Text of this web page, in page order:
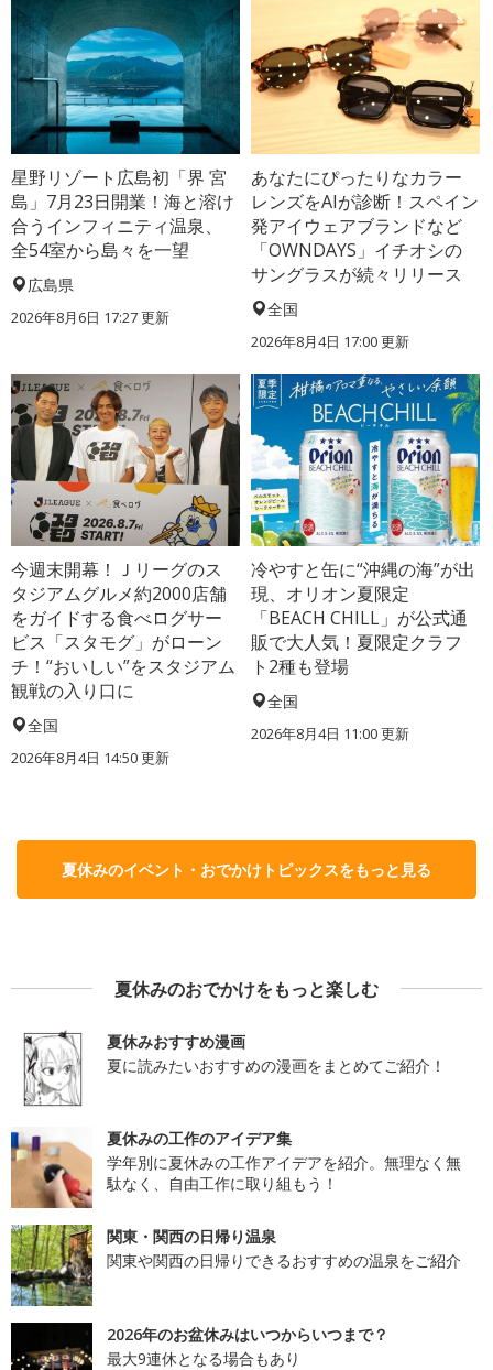
星野リゾート広島初「界 宮
島」7月23日開業！海と溶け
合うインフィニティ温泉、
全54室から島々を一望
広島県
2026年8月6日 17:27更新
あなたにぴったりなカラー
レンズをAIが診断！スペイン
発アイウェアブランドなど
「OWNDAYS」イチオシの
サングラスが続々リリース
全国
2026年8月4日 17:00更新
今週末開幕！Ｊリーグのス
タジアムグルメ約2000店舗
をガイドする食べログサー
ビス「スタモグ」がローン
チ！“おいしい”をスタジアム
観戦の入り口に
全国
2026年8月4日 14:50更新
冷やすと缶に“沖縄の海”が出
現、オリオン夏限定
「BEACH CHILL」が公式通
販で大人気！夏限定クラフ
ト2種も登場
全国
2026年8月4日 11:00更新
夏休みのイベント・おでかけトピックスをもっと見る
夏休みのおでかけをもっと楽しむ
夏休みおすすめ漫画
夏に読みたいおすすめの漫画をまとめてご紹介！
夏休みの工作のアイデア集
学年別に夏休みの工作アイデアを紹介。無理なく無
駄なく、自由工作に取り組もう！
関東・関西の日帰り温泉
関東や関西の日帰りできるおすすめの温泉をご紹介
2026年のお盆休みはいつからいつまで？
最大9連休となる場合もあり